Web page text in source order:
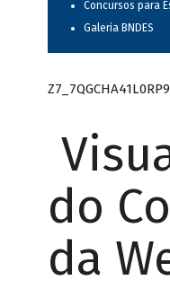
Concursos para
Galeria BNDES
do
da